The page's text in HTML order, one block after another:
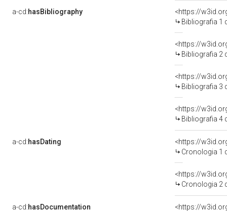
a-cd:hasBibliography
<https://
Bibliografia 1
<https://
Bibliografia 2
<https://
Bibliografia 3
<https://
Bibliografia 4
a-cd:hasDating
<https://
Cronologia 1
<https://
Cronologia 2
a-cd:hasDocumentation